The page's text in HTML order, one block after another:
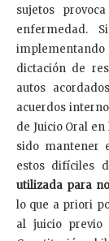
sujetos
enfermedad.
dictación de
autos
acuerdos
de Juicio Oral
sido mantener
estos difíciles
utilizada para
lo que a priori
al juicio previo